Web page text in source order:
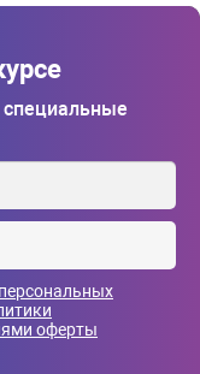
специальные
оферты